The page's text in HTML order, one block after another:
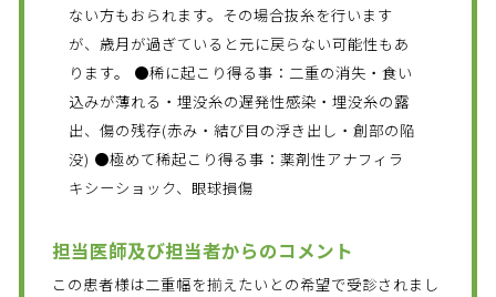
ない方もおられます。その場合抜糸を行います
が、歳月が過ぎていると元に戻らない可能性もあ
ります。 ●稀に起こり得る事：二重の消失・食い
込みが薄れる・埋没糸の遅発性感染・埋没糸の露
出、傷の残存(赤み・結び目の浮き出し・創部の陥
没) ●極めて稀起こり得る事：薬剤性アナフィラ
キシーショック、眼球損傷
担当医師及び担当者からのコメント
この患者様は二重幅を揃えたいとの希望で受診されまし